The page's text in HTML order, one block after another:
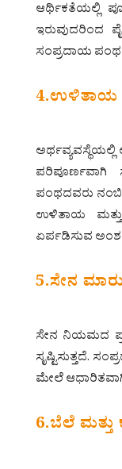
ಆರ್ಥಿಕತೆಯಲ್ಲಿ
ಇರುವುದರಿಂದ
ಸಂಪ್ರದಾಯ ಪಂಥದ
4.ಉಳಿತಾಯ
ಪರಿಪೂರ್ಣವಾಗಿ
ಪಂಥದವರು
ಉಳಿತಾಯ
ಏರ್ಪಡಿಸುವ
5.ಸೇನ
ಸೇನ ನಿಯಮದ
ಸೃಷ್ಟಿಸುತ್ತದೆ.
ಮೇಲೆ
6.ಬೆಲೆ